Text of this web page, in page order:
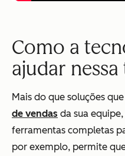
Como a
ajudar nessa
Mais do que soluções
de vendas da sua
ferramentas completas
por exemplo, permite